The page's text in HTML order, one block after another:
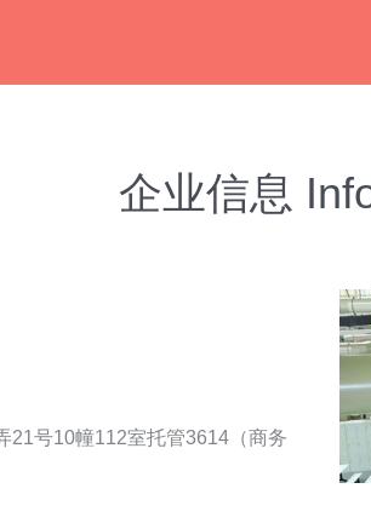
企业信息
21号10幢112室托管3614（商务